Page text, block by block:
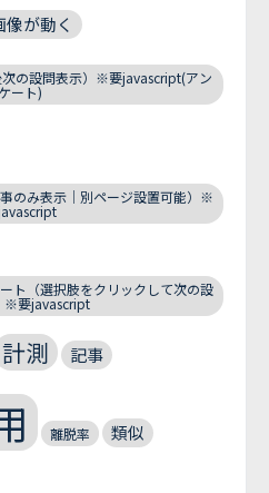
が動く
の設問表示）※要javascript(アン
ケート)
のみ表示｜別ページ設置可能）※
ト（選択肢をクリックして次の設
※要javascript
計測 記事
離脱率 類似